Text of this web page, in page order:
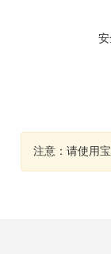
注意：请使用